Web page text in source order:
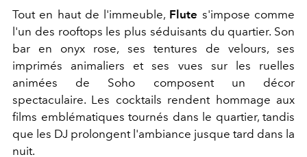
Tout en haut de l'immeuble, Flute s'impose comme
l'un des rooftops les plus séduisants du quartier. Son
bar en onyx rose, ses tentures de velours, ses
imprimés animaliers et ses vues sur les ruelles
animées de Soho composent un décor
spectaculaire. Les cocktails rendent hommage aux
films emblématiques tournés dans le quartier, tandis
que les DJ prolongent l'ambiance jusque tard dans la
nuit.